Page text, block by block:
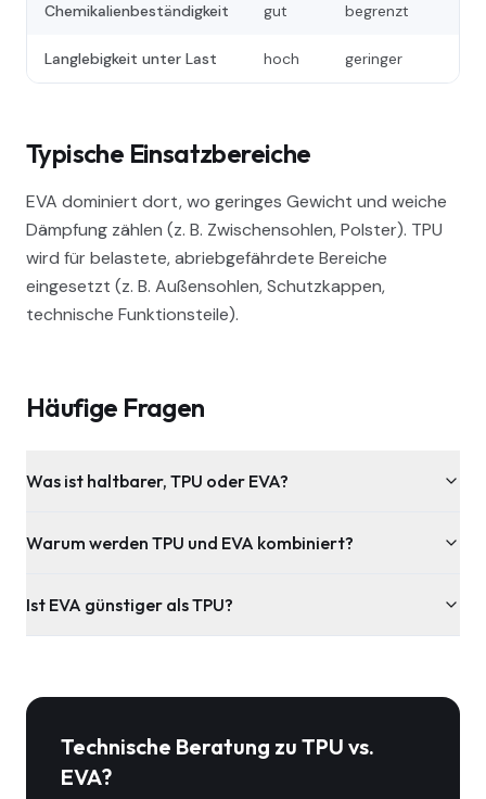
Chemikalienbeständigkeit gut begrenzt
Langlebigkeit unter Last hoch geringer
Typische Einsatzbereiche
EVA dominiert dort, wo geringes Gewicht und weiche
Dämpfung zählen (z. B. Zwischensohlen, Polster). TPU
wird für belastete, abriebgefährdete Bereiche
eingesetzt (z. B. Außensohlen, Schutzkappen,
technische Funktionsteile).
Häufige Fragen
Was ist haltbarer, TPU oder EVA?
Warum werden TPU und EVA kombiniert?
Ist EVA günstiger als TPU?
Technische Beratung zu TPU vs.
EVA?